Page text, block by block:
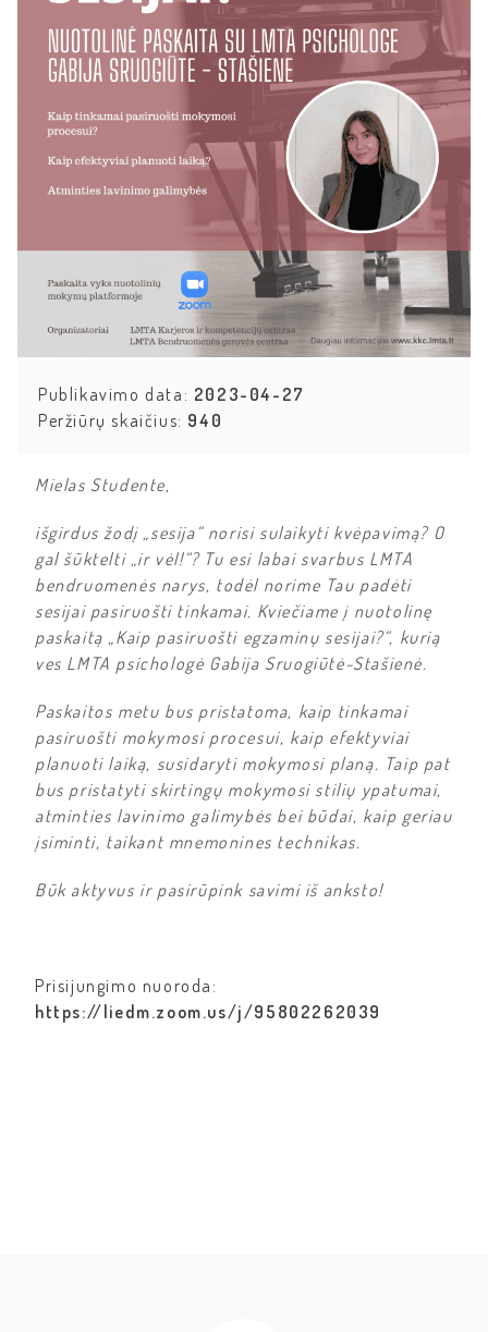
Publikavimo data: 2023-04-27
Peržiūrų skaičius: 940
Mielas Studente,
išgirdus žodį „sesija“ norisi sulaikyti kvėpavimą? O
gal šūktelti „ir vėl!“? Tu esi labai svarbus LMTA
bendruomenės narys, todėl norime Tau padėti
sesijai pasiruošti tinkamai. Kviečiame į nuotolinę
paskaitą „Kaip pasiruošti egzaminų sesijai?“, kurią
ves LMTA psichologė Gabija Sruogiūtė-Stašienė.
Paskaitos metu bus pristatoma, kaip tinkamai
pasiruošti mokymosi procesui, kaip efektyviai
planuoti laiką, susidaryti mokymosi planą. Taip pat
bus pristatyti skirtingų mokymosi stilių ypatumai,
atminties lavinimo galimybės bei būdai, kaip geriau
įsiminti, taikant mnemonines technikas.
Būk aktyvus ir pasirūpink savimi iš anksto!
Prisijungimo nuoroda:
https://liedm.zoom.us/j/95802262039